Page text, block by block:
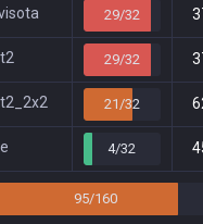
29/32
29/32
21/32
4/32
95/160